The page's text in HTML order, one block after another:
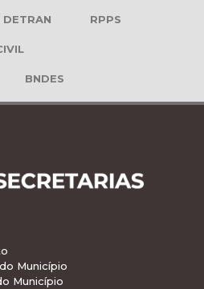
DETRAN RPPS
BNDES
Município
Município